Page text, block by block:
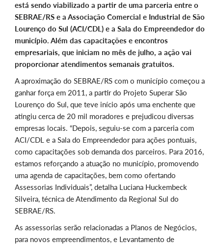
está sendo viabilizado a partir de uma parceria entre o
SEBRAE/RS e a Associação Comercial e Industrial de São
Lourenço do Sul (ACI/CDL) e a Sala do Empreendedor do
município. Além das capacitações e encontros
empresariais, que iniciam no mês de julho, a ação vai
proporcionar atendimentos semanais gratuitos.
A aproximação do SEBRAE/RS com o município começou a
ganhar força em 2011, a partir do Projeto Superar São
Lourenço do Sul, que teve início após uma enchente que
atingiu cerca de 20 mil moradores e prejudicou diversas
empresas locais. “Depois, seguiu-se com a parceria com
ACI/CDL e a Sala do Empreendedor para ações pontuais,
como capacitações sob demanda dos parceiros. Para 2016,
estamos reforçando a atuação no município, promovendo
uma agenda de capacitações, bem como ofertando
Assessorias Individuais”, detalha Luciana Huckembeck
Silveira, técnica de Atendimento da Regional Sul do
SEBRAE/RS.
As assessorias serão relacionadas a Planos de Negócios,
para novos empreendimentos, e Levantamento de